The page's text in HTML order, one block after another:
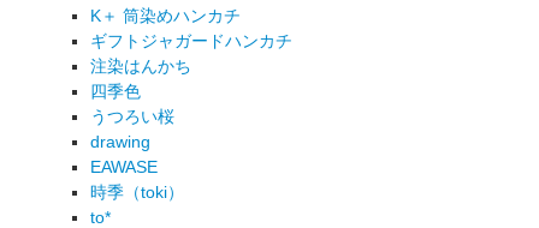
K＋ 筒染めハンカチ
ギフトジャガードハンカチ
注染はんかち
四季色
うつろい桜
drawing
EAWASE
時季（toki）
to*